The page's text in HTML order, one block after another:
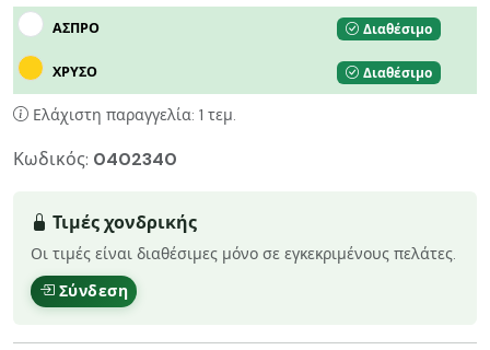
ΑΣΠΡΟ Διαθέσιμο
ΧΡΥΣΟ Διαθέσιμο
Ελάχιστη παραγγελία: 1 τεμ.
Κωδικός: 0402340
Τιμές χονδρικής
Οι τιμές είναι διαθέσιμες μόνο σε εγκεκριμένους πελάτες.
Σύνδεση